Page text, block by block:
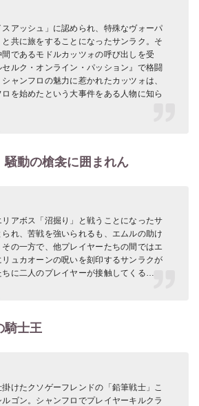
アッシュ」に認められ、特殊なヴォーパ
共に旅をすることになったサンラク。そ
であるモドルカッツォの呼び出しを受
ルク・オンライン・パッション』で格闘
ャンフロの魅力に惹かれたカッツォは、
を始めたという大事件をある人物に知ら
騒動の槍衾に囲まれん
アボス「沼掘り」と戦うことになったサ
れ、苦戦を強いられるも、エムルの助け
の一方で、他プレイヤーたちの間ではエ
ュカオーンの呪いを刻印するサンラクが
ちに二人のプレイヤーが接触してくる…
騎士王
けたクソゲーフレンドの「鉛筆戦士」こ
ゴン。シャンフロでプレイヤーキルクラ